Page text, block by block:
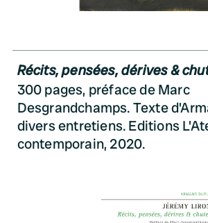
Récits, pensées, dérives &
300 pages, préface de Marc
Desgrandchamps. Texte
divers entretiens. Editions
contemporain, 2020.